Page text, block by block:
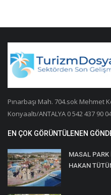
Pınarbaşı Mah. 704.sok Mehmet
Konyaaltı/ANTALYA 0 542 437 90
EN ÇOK GÖRÜNTÜLENEN
MASAL PARK
HAKAN